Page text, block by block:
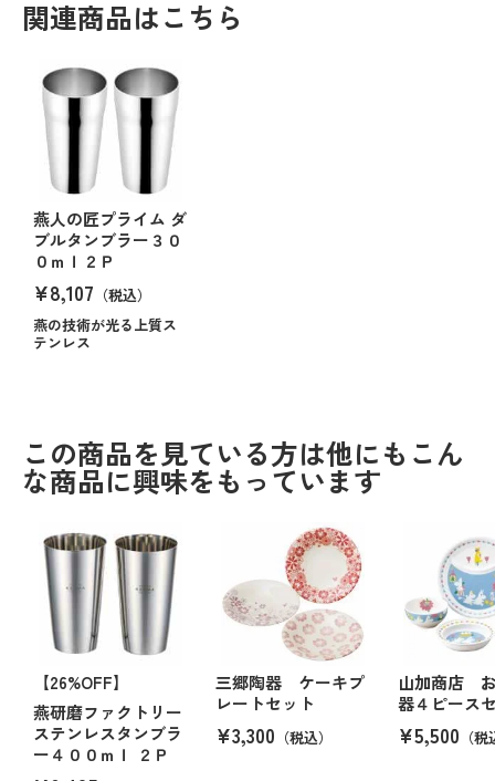
関連商品はこちら
燕人の匠プライム ダ
ブルタンブラー３０
０ｍｌ２Ｐ
¥8,107 （税込）
燕の技術が光る上質ス
テンレス
この商品を見ている方は他にもこん
な商品に興味をもっています
【26%OFF】
燕研磨ファクトリー
ステンレスタンブラ
ー４００ｍｌ ２Ｐ
三郷陶器 ケーキプ
レートセット
¥3,300 （税込）
山加商店
器４ピース
¥5,500 （